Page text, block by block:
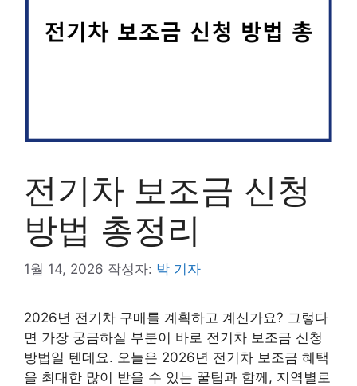
전기차 보조금 신청
방법 총정리
1월 14, 2026 작성자: 박 기자
2026년 전기차 구매를 계획하고 계신가요? 그렇다
면 가장 궁금하실 부분이 바로 전기차 보조금 신청
방법일 텐데요. 오늘은 2026년 전기차 보조금 혜택
을 최대한 많이 받을 수 있는 꿀팁과 함께, 지역별로